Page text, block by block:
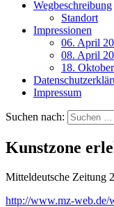
Wegbeschreibung
Standort
Impressionen
06. April
08. April
18.
Impressum
Suchen nach:
Kunstzone
Mitteldeutsche Zeitung
http://www.mz-web.de/